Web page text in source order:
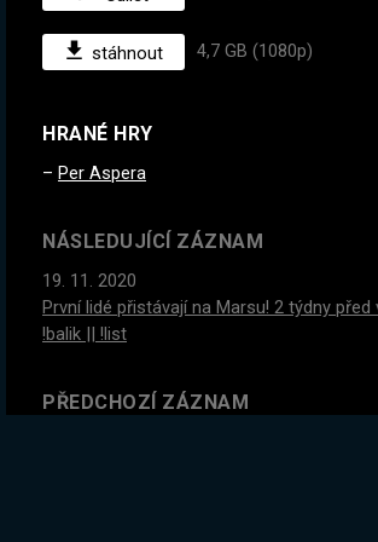
stáhnout 4,7 GB (1080p)
HRANÉ HRY
Per Aspera
NÁSLEDUJÍCÍ ZÁZNAM
19. 11. 2020
První lidé přistávají na Marsu! 2 týdny před
!balik || !list
PŘEDCHOZÍ ZÁZNAM